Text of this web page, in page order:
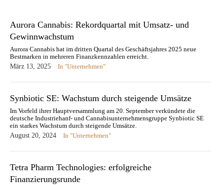
Aurora Cannabis: Rekordquartal mit Umsatz- und
Gewinnwachstum
Aurora Cannabis hat im dritten Quartal des Geschäftsjahres 2025 neue
Bestmarken in mehreren Finanzkennzahlen erreicht.
März 13, 2025
In "Unternehmen"
Synbiotic SE: Wachstum durch steigende Umsätze
Im Vorfeld ihrer Hauptversammlung am 20. September verkündete die
deutsche Industriehanf- und Cannabisunternehmensgruppe Synbiotic SE
ein starkes Wachstum durch steigende Umsätze.
August 20, 2024
In "Unternehmen"
Tetra Pharm Technologies: erfolgreiche
Finanzierungsrunde